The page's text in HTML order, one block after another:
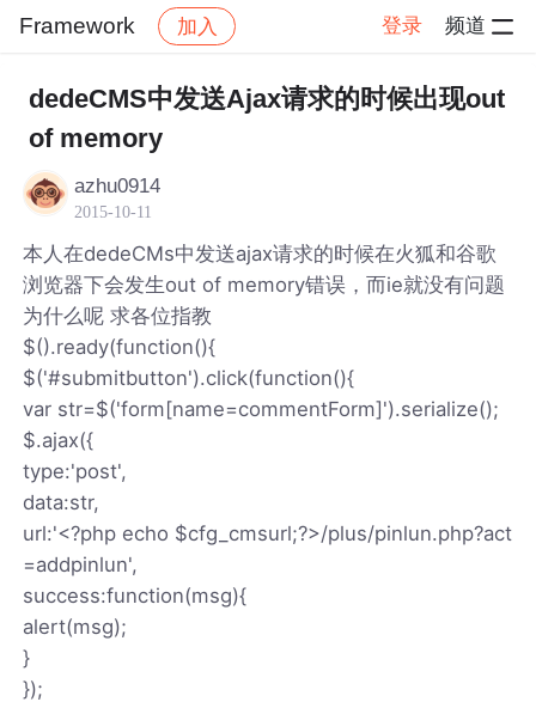
Framework 加入 登录 频道
社区 Framework 帖子详情
dedeCMS中发送Ajax请求的时候出现out
of memory
azhu0914
2015-10-11
本人在dedeCMs中发送ajax请求的时候在火狐和谷歌
浏览器下会发生out of memory错误，而ie就没有问题
为什么呢 求各位指教
$().ready(function(){
$('#submitbutton').click(function(){
var str=$('form[name=commentForm]').serialize();
$.ajax({
type:'post',
data:str,
url:'<?php echo $cfg_cmsurl;?>/plus/pinlun.php?act
=addpinlun',
success:function(msg){
alert(msg);
}
});